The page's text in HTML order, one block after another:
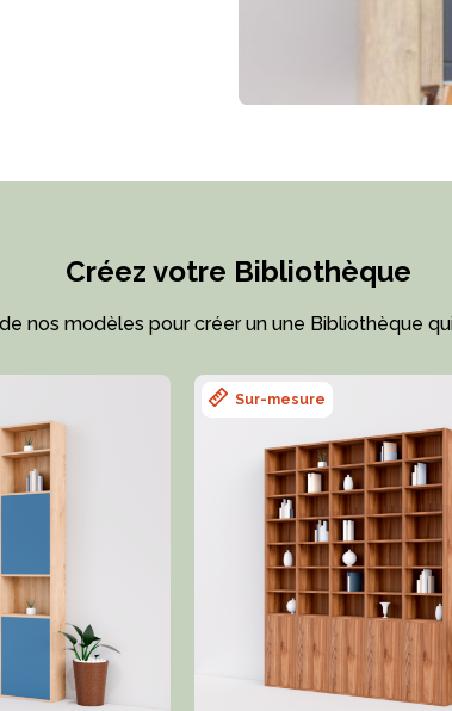
Créez votre Bibliothèque
nos modèles pour créer un une Bibliothèque
Sur-mesure